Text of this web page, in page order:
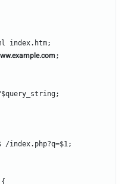
index.htm;
;
/index.php?q=$1;